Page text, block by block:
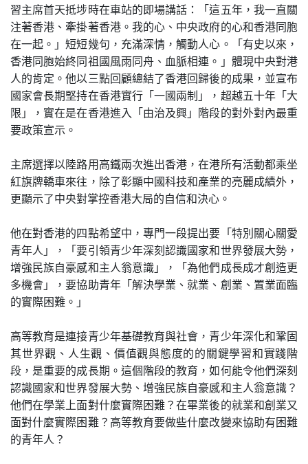
習主席首天抵埗時在車站的即場講話：「這五年，我一直關
注著香港、牽掛著香港。我的心、中央政府的心和香港同胞
在一起。」短短幾句，充滿深情，觸動人心。「有史以來，
香港同胞始終同祖國風雨同舟、血脈相連。」體現中央對港
人的肯定。他以三點回顧總結了香港回歸後的成果，並宣布
國家會長期堅持在香港實行「一國兩制」，超越五十年「大
限」，實在是在香港進入「由治及興」階段的對外對內最重
要政策宣示。
主席選擇以陸路用高鐵兩次進出香港，在港所有活動都乘坐
紅旗牌轎車來往，除了彰顯中國科技和產業的亮麗成績外，
更顯示了中央對掌控香港大局的自信和決心。
他在對香港的四點希望中，專門一段提出要「特別關心關愛
青年人」，「要引領青少年深刻認識國家和世界發展大勢，
增強民族自豪感和主人翁意識」，「為他們成長成才創造更
多機會」，要協助青年「解決學業、就業、創業、置業面臨
的實際困難。」
高等教育是連接青少年基礎教育與社會，青少年深化和鞏固
其世界觀、人生觀、價值觀與態度的的關鍵學習和實踐階
段，是重要的成長期。這個階段的教育，如何能令他們深刻
認識國家和世界發展大勢、增強民族自豪感和主人翁意識？
他們在學業上面對什麼實際困難？在畢業後的就業和創業又
面對什麼實際困難？高等教育要做些什麼改變來協助有困難
的青年人？